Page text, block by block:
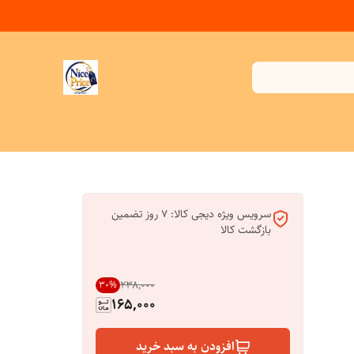
سرویس ویژه دیجی کالا: 7 روز تضمین
بازگشت کالا
۲۳۸٬۰۰۰ 30%
165,000
افزودن به سبد خرید